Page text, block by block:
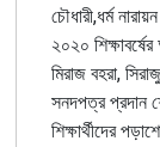
চৌধারী,ধর্ম
২০২০
মিরাজ বহরা,
সনদপত্র প্রদান
শিক্ষার্থীদের